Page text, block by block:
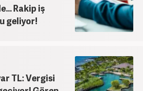
Rakip iş
geliyor!
TL: Vergisi